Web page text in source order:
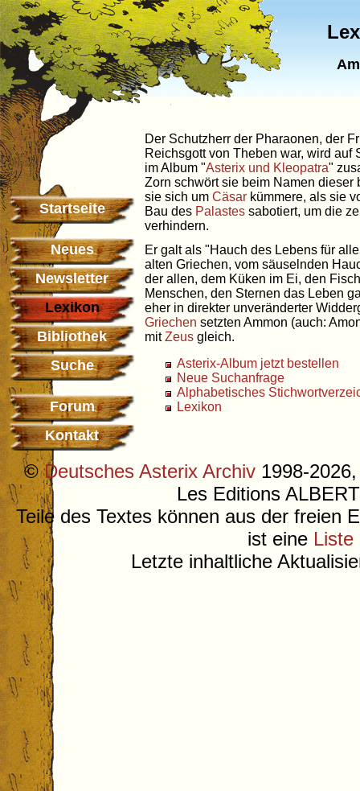
Startseite
Neues
Newsletter
Lexikon
Bibliothek
Suche
Forum
Kontakt
Der Schutzherr der Pharaonen, der
Reichsgott von Theben war, wird
im Album "Asterix und Kleopatra"
Zorn schwört sie beim Namen
sie sich um Cäsar kümmere, als sie
Bau des Palastes sabotiert, um die
verhindern.
Er galt als "Hauch des Lebens für
alten Griechen, vom säuselnden
der allen, dem Küken im Ei, den
Menschen, den Sternen das Leben
eher in direkter unveränderter
Griechen setzten Ammon (auch:
mitZeus gleich.
Asterix-Album jetzt bestellen
Neue Suchanfrage
Alphabetisches
Lexikon
©Deutsches Asterix Archiv 1998-
Les Editions
Teile des Textes können aus der freien
ist eine Liste
Letzte inhaltliche